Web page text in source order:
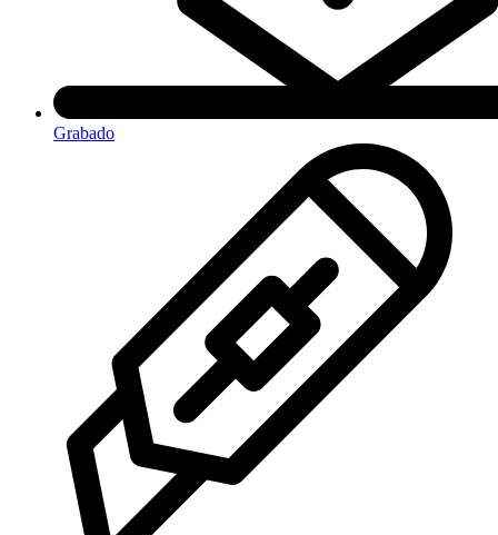
Grabado